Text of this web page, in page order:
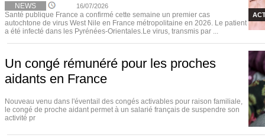
NEWS 16/07/2026
Santé publique France a confirmé cette semaine un premier cas
autochtone de virus West Nile en France métropolitaine en 2026. Le patient
a été infecté dans les Pyrénées-Orientales.Le virus, transmis par ...
Un congé rémunéré pour les proches
aidants en France
Nouveau venu dans l'éventail des congés activables pour raison familiale,
le congé de proche aidant permet à un salarié français de suspendre son
activité pr